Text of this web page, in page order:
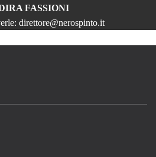
FASSIONI
direttore@nerospinto.it